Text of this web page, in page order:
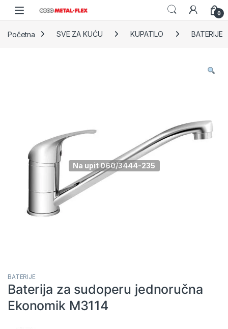
Skip to navigation
Skip to content
0
Početna SVE ZA KUĆU KUPATILO BATERIJE
Na upit 060/3444-235
BATERIJE
Baterija za sudoperu jednoručna
Ekonomik M3114